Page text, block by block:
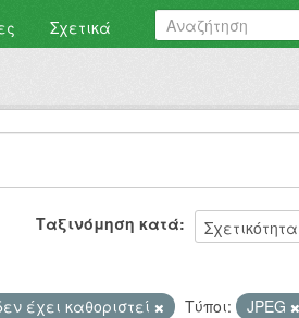
Σχετικά
Ταξινόμηση κατά
έχει καθοριστεί Τύποι:
JPEG